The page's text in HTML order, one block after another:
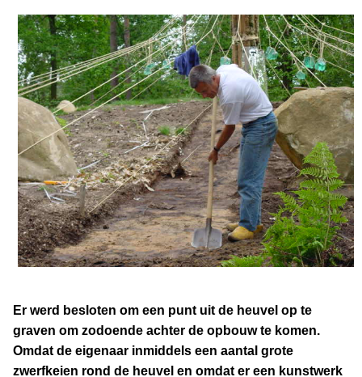
Er werd besloten om een punt uit de heuvel op te
graven om zodoende achter de opbouw te komen.
Omdat de eigenaar inmiddels een aantal grote
zwerfkeien rond de heuvel en omdat er een kunstwerk